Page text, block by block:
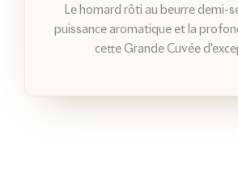
Le homard rôti au beurre demi-
puissance aromatique et la
cette Grande Cuvée